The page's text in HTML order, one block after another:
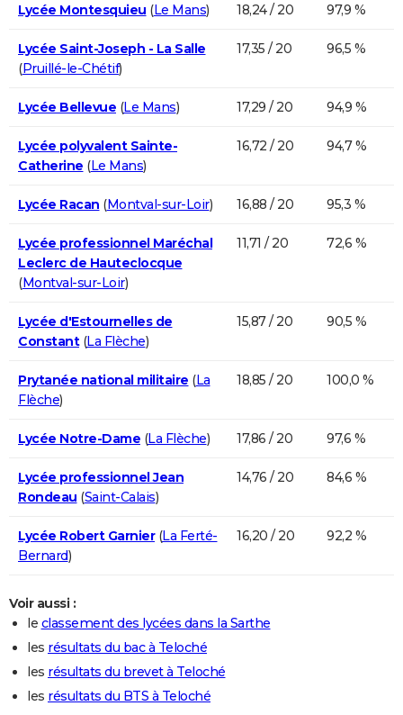
Lycée Montesquieu (Le Mans) 18,24 / 20 97,9 %
Lycée Saint-Joseph - La Salle
(Pruillé-le-Chétif)
17,35 / 20 96,5 %
Lycée Bellevue (Le Mans) 17,29 / 20 94,9 %
Lycée polyvalent Sainte-
Catherine (Le Mans)
16,72 / 20 94,7 %
Lycée Racan (Montval-sur-Loir) 16,88 / 20 95,3 %
Lycée professionnel Maréchal
Leclerc de Hauteclocque
(Montval-sur-Loir)
11,71 / 20 72,6 %
Lycée d'Estournelles de
Constant(La Flèche)
15,87 / 20 90,5 %
Prytanée national militaire (La
Flèche)
18,85 / 20 100,0 %
Lycée Notre-Dame (La Flèche) 17,86 / 20 97,6 %
Lycée professionnel Jean
Rondeau (Saint-Calais)
14,76 / 20 84,6 %
Lycée Robert Garnier(La Ferté-
Bernard)
16,20 / 20 92,2 %
Voir aussi :
le classement des lycées dans la Sarthe
les résultats du bac à Teloché
les résultats du brevet à Teloché
les résultats du BTS à Teloché